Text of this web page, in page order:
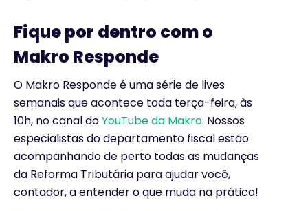
Fique por dentro com o
Makro Responde
O Makro Responde é uma série de lives
semanais que acontece toda terça-feira, às
10h, no canal doYouTube da Makro. Nossos
especialistas do departamento fiscal estão
acompanhando de perto todas as mudanças
da Reforma Tributária para ajudar você,
contador, a entender o que muda na prática!